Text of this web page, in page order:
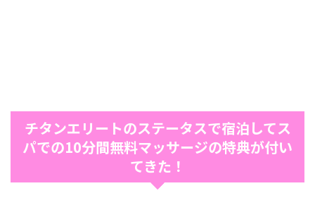
チタンエリートのステータスで宿泊してス
パでの10分間無料マッサージの特典が付い
てきた！